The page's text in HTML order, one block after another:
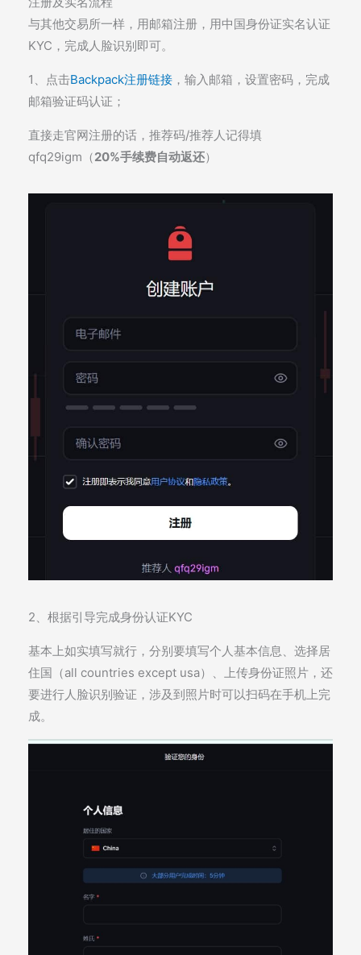
与其他交易所一样，用邮箱注册，用中国身份证实名认证
KYC，完成人脸识别即可。
1、点击Backpack注册链接 ，输入邮箱，设置密码，完成
邮箱验证码认证；
直接走官网注册的话，推荐码/推荐人记得填
qfq29igm（20%手续费自动返还）
2、根据引导完成身份认证KYC
基本上如实填写就行，分别要填写个人基本信息、选择居
住国（all countries except usa）、上传身份证照片，还
要进行人脸识别验证，涉及到照片时可以扫码在手机上完
成。